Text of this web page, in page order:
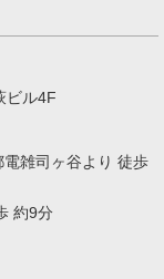
ビル4F
雑司ヶ谷より 徒歩
約9分